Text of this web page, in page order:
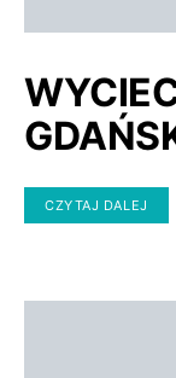
CZYTAJ DALEJ